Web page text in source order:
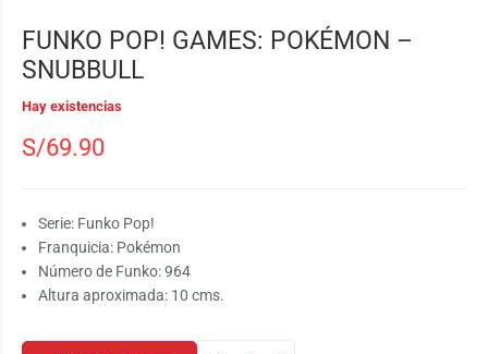
FUNKO POP! GAMES: POKÉMON –
SNUBBULL
Hay existencias
S/69.90
Serie: Funko Pop!
Franquicia: Pokémon
Número de Funko: 964
Altura aproximada: 10 cms.